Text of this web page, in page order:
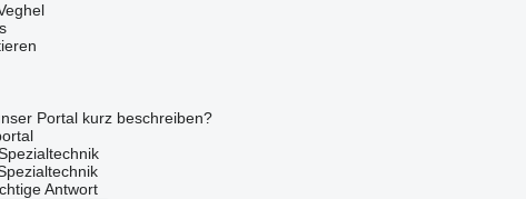
Portal kurz beschreiben?
Antwort